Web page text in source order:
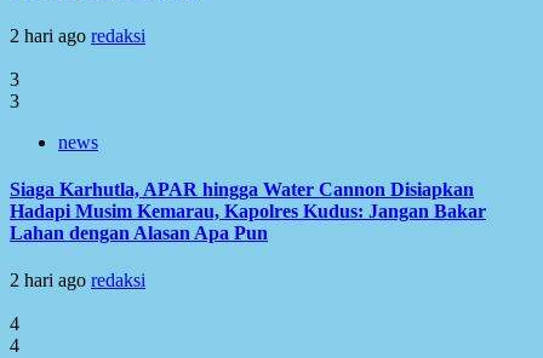
2 hari ago redaksi
3
3
news
Siaga Karhutla, APAR hingga Water Cannon Disiapkan
Hadapi Musim Kemarau, Kapolres Kudus: Jangan Bakar
Lahan dengan Alasan Apa Pun
2 hari ago redaksi
4
4